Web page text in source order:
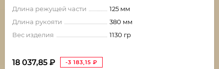
Длина режущей части
125 мм
Длина рукояти
380 мм
Вес изделия
1130 гр
18 037,85 ₽ -3 183,15 ₽